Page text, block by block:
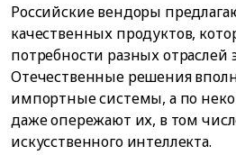
Российские вендоры
качественных продуктов,
потребности разных отраслей
Отечественные решения
импортные системы, а по
даже опережают их, в том
искусственного интеллекта.